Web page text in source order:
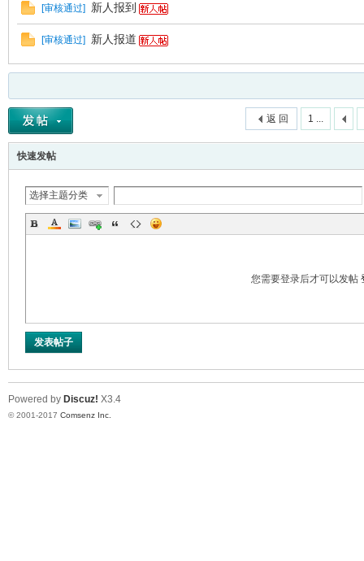
[审核通过] 新人报到
[审核通过] 新人报道
1 ...
返 回
快速发帖
选择主题分类
您需要登录后才可以发帖
发表帖子
Powered by Discuz! X3.4
© 2001-2017 Comsenz Inc.